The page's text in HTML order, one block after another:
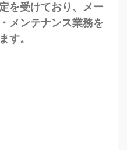
を受けており、メー
メンテナンス業務を
す。